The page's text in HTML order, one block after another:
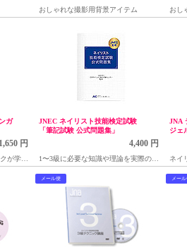
おしゃれな撮影用背景アイテム おし
ガ
1,650 円
が学べ
JNEC ネイリスト技能検定試験
「筆記試験 公式問題集」
4,400 円
1〜3級に必要な知識や理論を実際の試
験問題形式で掲載
JNA
ジェ
ネイ
初級
メール便 メー